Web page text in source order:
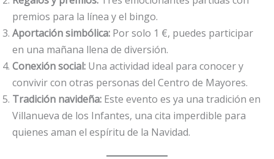
premios para la línea y el bingo.
Aportación simbólica: Por solo 1 €, puedes participar
en una mañana llena de diversión.
Conexión social: Una actividad ideal para conocer y
convivir con otras personas del Centro de Mayores.
Tradición navideña: Este evento es ya una tradición en
Villanueva de los Infantes, una cita imperdible para
quienes aman el espíritu de la Navidad.